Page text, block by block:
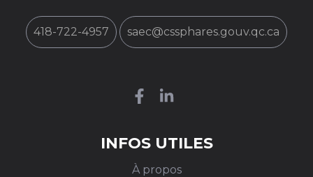
418-722-4957 saec@cssphares.gouv.qc.ca
INFOS UTILES
À propos